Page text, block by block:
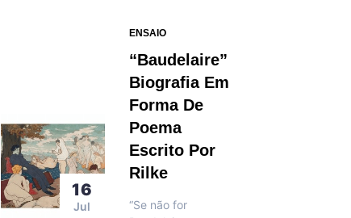
16
Jul
ENSAIO
“Baudelaire”
Biografia Em
Forma De
Poema
Escrito Por
Rilke
“Se não for